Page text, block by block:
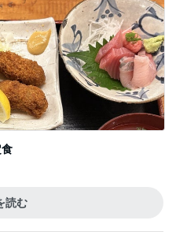
読む